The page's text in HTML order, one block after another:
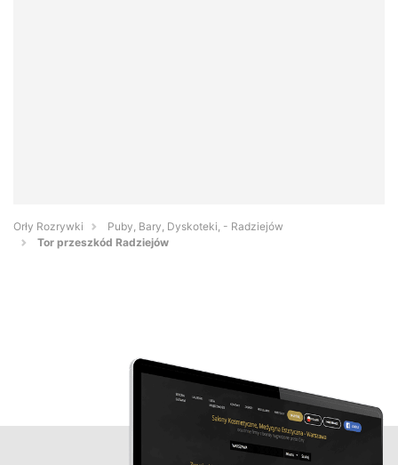
Orły Rozrywki
Puby, Bary, Dyskoteki, - Radziejów
Tor przeszkód Radziejów